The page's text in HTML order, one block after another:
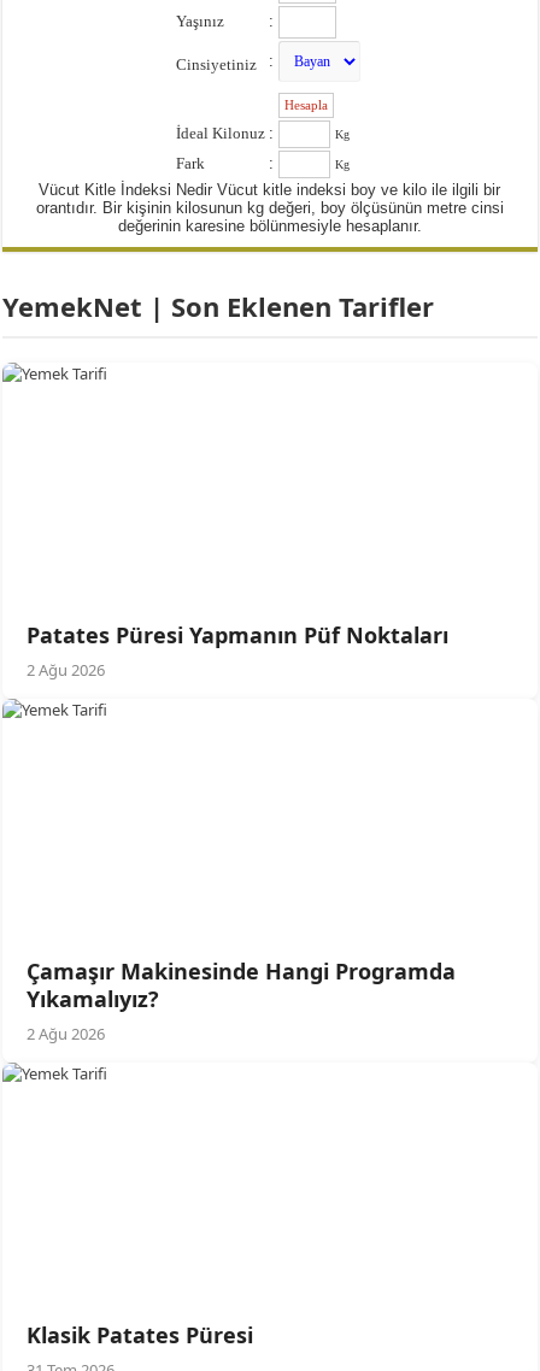
Yaşınız :
Cinsiyetiniz :
İdeal Kilonuz : Kg
Fark : Kg
Vücut Kitle İndeksi Nedir Vücut kitle indeksi boy ve kilo ile ilgili bir
orantıdır. Bir kişinin kilosunun kg değeri, boy ölçüsünün metre cinsi
değerinin karesine bölünmesiyle hesaplanır.
YemekNet | Son Eklenen Tarifler
Patates Püresi Yapmanın Püf Noktaları
2 Ağu 2026
Çamaşır Makinesinde Hangi Programda
Yıkamalıyız?
2 Ağu 2026
Klasik Patates Püresi